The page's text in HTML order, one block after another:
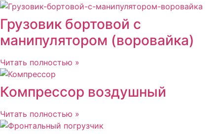
Грузовик бортовой с
манипулятором (воровайка)
Читать полностью »
Компрессор воздушный
Читать полностью »